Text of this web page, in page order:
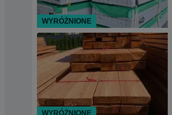
WYRÓŻNIONE
WYRÓŻNIONE